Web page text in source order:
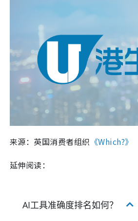
来源：英国消费者组织 《Which?》
延伸阅读：
AI工具准确度排名如何？